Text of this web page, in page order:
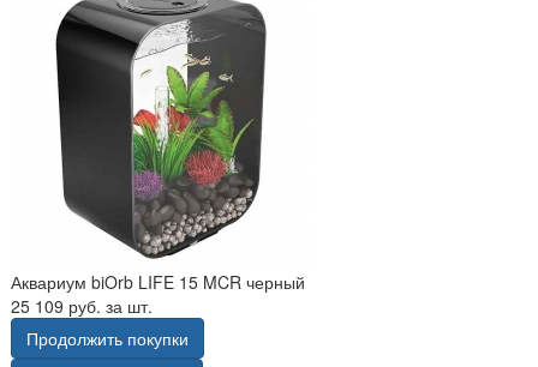
Аквариум biOrb LIFE 15 MCR черный
25 109 руб. за шт.
Продолжить покупки